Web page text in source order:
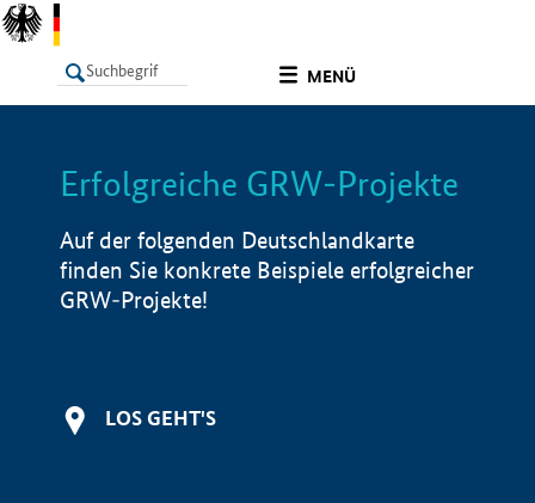
MENÜ
LISTE Info
Erfolgreiche GRW-Projekte
Auf der folgenden Deutschlandkarte
finden Sie konkrete Beispiele erfolgreicher
GRW-Projekte!
LOS GEHT'S